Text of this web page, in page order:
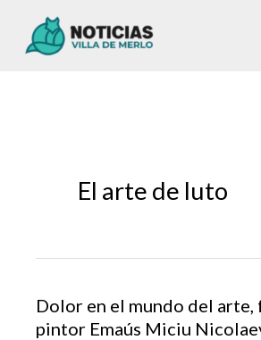
El arte de luto
Dolor en el mundo del
pintor Emaús Miciu